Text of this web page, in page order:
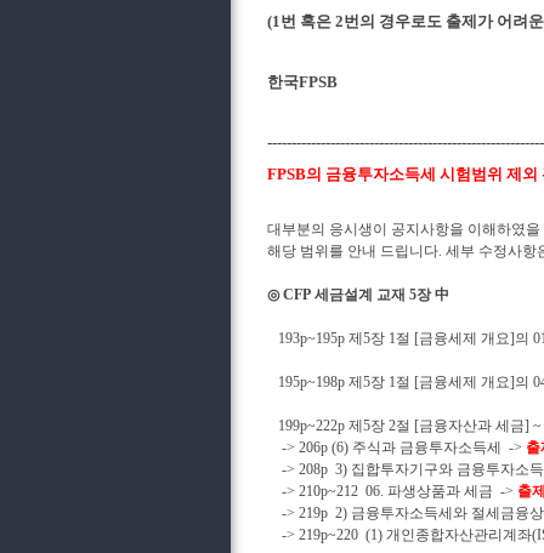
(1번 혹은 2번의 경우로도 출제가 어려
한국FPSB
FPSB의 금융투자소득세 시험범위 제
대부분의 응시생이 공지사항을 이해하였
해당 범위를 안내 드립니다. 세부 수정사항
◎CFP 세금설계 교재 5장 中
193p~195p 제 5장 1절 [금융세제 개요] 의
195p~198p 제 5장 1절 [금융세제 개요] 의
199p~222p 제 5장 2절 [금융자산과 세금] ~
-> 206p (6) 주식과 금융투자소득세 -> 출
-> 208p 3) 집합투자기구와 금융투자소
-> 210p~212 06. 파생상품과 세금 -> 출
-> 219p 2) 금융투자소득세와 절세금융
-> 219p~220 (1) 개인종합자산관리계좌